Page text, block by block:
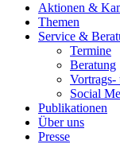
Aktionen &
Themen
Service &
Termine
Beratung
Vortrags-
Social
Publikationen
Über uns
Presse